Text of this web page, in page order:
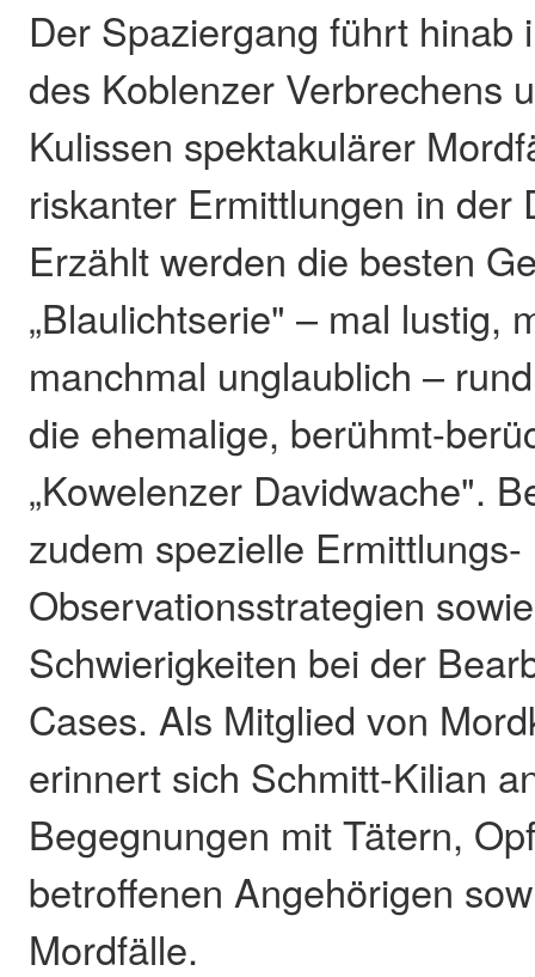
Der Spaziergang führt hinab
des Koblenzer Verbrechens
Kulissen spektakulärer
riskanter Ermittlungen in der
Erzählt werden die besten
„Blaulichtserie" – mal lustig,
manchmal unglaublich –
die ehemalige, berühmt-
„Kowelenzer Davidwache".
zudem spezielle Ermittlungs-
Observationsstrategien
Schwierigkeiten bei der
Cases. Als Mitglied von
erinnert sich Schmitt-Kilian
Begegnungen mit Tätern,
betroffenen Angehörigen
Mordfälle.